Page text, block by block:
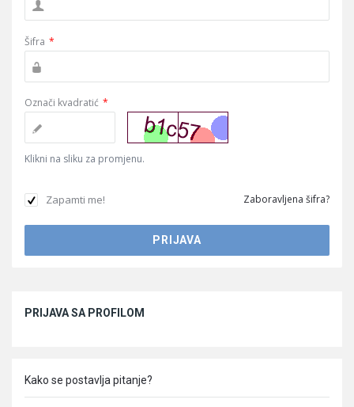
Šifra *
Označi kvadratić *
Klikni na sliku za promjenu.
Zapamti me! Zaboravljena šifra?
PRIJAVA SA PROFILOM
Kako se postavlja pitanje?